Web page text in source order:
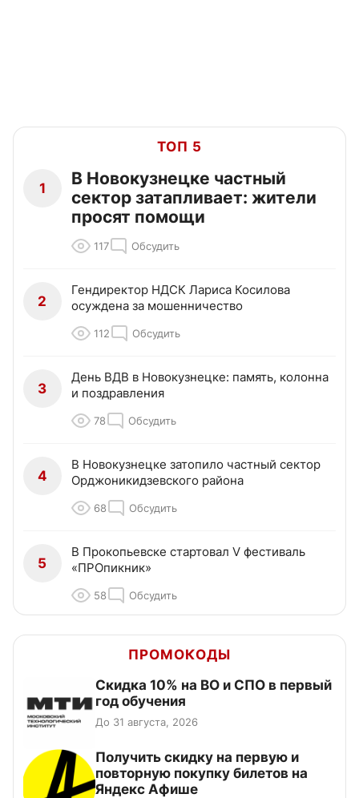
ТОП 5
1
В Новокузнецке частный
сектор затапливает: жители
просят помощи
117 Обсудить
2
Гендиректор НДСК Лариса Косилова
осуждена за мошенничество
112 Обсудить
3
День ВДВ в Новокузнецке: память, колонна
и поздравления
78 Обсудить
4
В Новокузнецке затопило частный сектор
Орджоникидзевского района
68 Обсудить
5
В Прокопьевске стартовал V фестиваль
«ПРОпикник»
58 Обсудить
ПРОМОКОДЫ
Скидка 10% на ВО и СПО в первый
год обучения
До 31 августа, 2026
Получить скидку на первую и
повторную покупку билетов на
Яндекс Афише